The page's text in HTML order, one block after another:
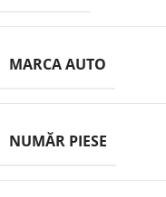
MARCA AUTO
NUMĂR PIESE